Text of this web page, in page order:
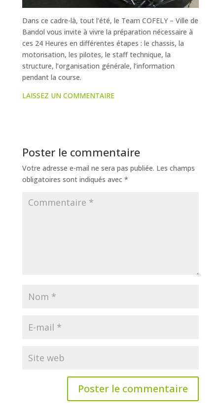
Dans ce cadre-là, tout l’été, le Team COFELY – Ville de
Bandol vous invite à vivre la préparation nécessaire à
ces 24 Heures en différentes étapes : le chassis, la
motorisation, les pilotes, le staff technique, la
structure, l’organisation générale, l’information
pendant la course.
LAISSEZ UN COMMENTAIRE
Poster le commentaire
Votre adresse e-mail ne sera pas publiée. Les champs
obligatoires sont indiqués avec *